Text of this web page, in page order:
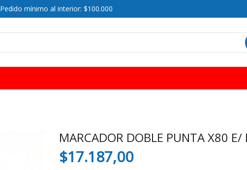
Pedido mínimo al interior: $100.000
MARCADOR DOBLE PUNTA X80 E/
$17.187,00